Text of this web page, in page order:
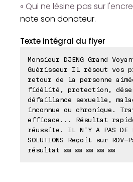
« Qui ne lésine pas sur
note son donateur.
Texte intégral du flyer
Monsieur DJENG Grand
Guérisseur Il résout vos
retour de la personne
fidélité, protection,
défaillance sexuelle,
inconnue ou chronique.
efficace... Résultat
réussite. IL N'Y A PAS DE
SOLUTIONS Reçoit sur RDV-
résultat ⊠⊠ ⊠⊠ ⊠⊠ ⊠⊠ ⊠⊠